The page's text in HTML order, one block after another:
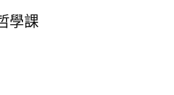
學課